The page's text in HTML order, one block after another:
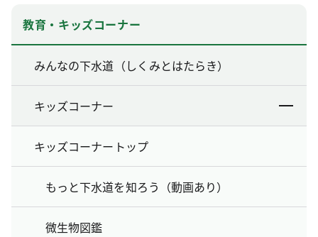
教育・キッズコーナー
みんなの下水道（しくみとはたらき）
キッズコーナー
キッズコーナートップ
もっと下水道を知ろう（動画あり）
微生物図鑑